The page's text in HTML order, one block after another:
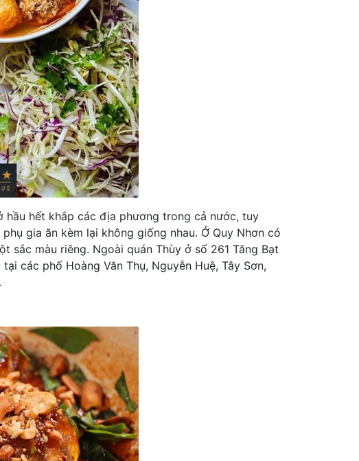
hầu hết khắp các địa phương trong cả nước, tuy
gia ăn kèm lại không giống nhau. Ở Quy Nhơn có
sắc màu riêng. Ngoài quán Thùy ở số 261 Tăng Bạt
các phố Hoàng Văn Thụ, Nguyễn Huệ, Tây Sơn,